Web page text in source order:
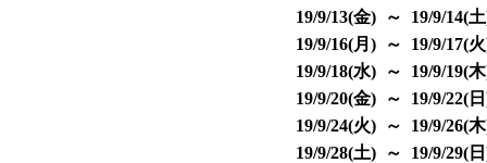
19/9/13(金) ～ 19/9/14(
19/9/16(月) ～ 19/9/17(
19/9/18(水) ～ 19/9/19(
19/9/20(金) ～ 19/9/22(
19/9/24(火) ～ 19/9/26(
19/9/28(土) ～ 19/9/29(